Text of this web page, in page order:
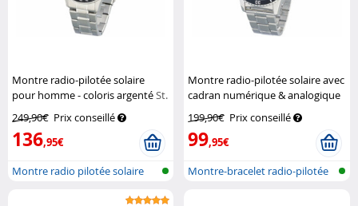
Montre radio-pilotée solaire
pour homme - coloris argentéSt.
249,90€ Prix conseillé
136,95€
Montre radio pilotée solaire
Montre radio-pilotée solaire avec
cadran numérique & analogique
St. Leonhard
199,90€ Prix conseillé
99,95€
Montre-bracelet radio-pilotée